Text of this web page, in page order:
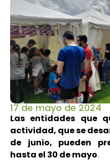
17 de mayo de 2024
Las entidades que
actividad, que se
de junio, pueden
hasta el 30 de mayo.